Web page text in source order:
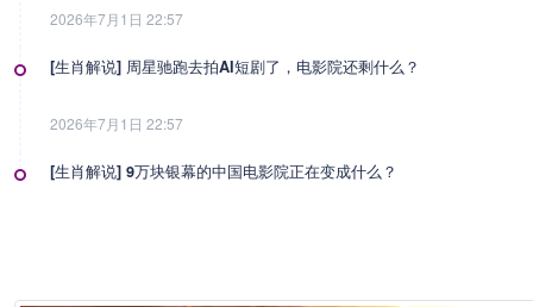
2026年7月1日 22:57
[生肖解说] 周星驰跑去拍AI短剧了，电影院还剩什么？
2026年7月1日 22:57
[生肖解说] 9万块银幕的中国电影院正在变成什么？